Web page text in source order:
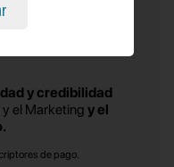
y credibilidad
el Marketing y el
de pago.